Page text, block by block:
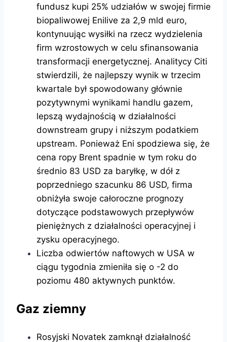
fundusz kupi 25% udziałów w swojej firmie
biopaliwowej Enilive za 2,9 mld euro,
kontynuując wysiłki na rzecz wydzielenia
firm wzrostowych w celu sfinansowania
transformacji energetycznej. Analitycy Citi
stwierdzili, że najlepszy wynik w trzecim
kwartale był spowodowany głównie
pozytywnymi wynikami handlu gazem,
lepszą wydajnością w działalności
downstream grupy i niższym podatkiem
upstream. Ponieważ Eni spodziewa się, że
cena ropy Brent spadnie w tym roku do
średnio 83 USD za baryłkę, w dół z
poprzedniego szacunku 86 USD, firma
obniżyła swoje całoroczne prognozy
dotyczące podstawowych przepływów
pieniężnych z działalności operacyjnej i
zysku operacyjnego.
Liczba odwiertów naftowych w USA w
ciągu tygodnia zmieniła się o -2 do
poziomu 480 aktywnych punktów.
Gaz ziemny
Rosyjski Novatek zamknął działalność